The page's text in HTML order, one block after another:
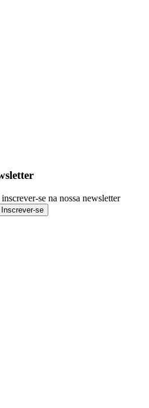
se na nossa newsletter
Inscrever-se